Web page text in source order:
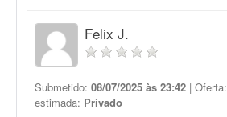
Felix J.
Submetido: 08/07/2025 às 23:42 | Oferta:
estimada: Privado